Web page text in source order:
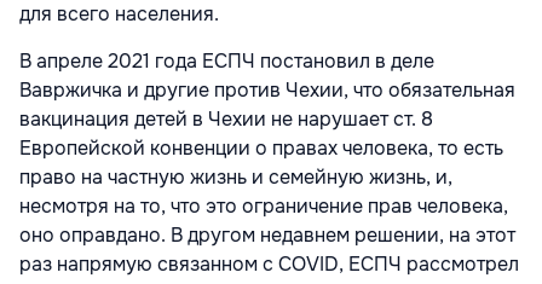
для всего населения.
В апреле 2021 года ЕСПЧ постановил в деле
Вавржичка и другие против Чехии, что обязательная
вакцинация детей в Чехии не нарушает ст. 8
Европейской конвенции о правах человека, то есть
право на частную жизнь и семейную жизнь, и,
несмотря на то, что это ограничение прав человека,
оно оправдано. В другом недавнем решении, на этот
раз напрямую связанном с COVID, ЕСПЧ рассмотрел